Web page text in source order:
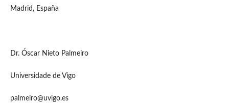
Madrid, España
Dr. Óscar Nieto Palmeiro
Universidade de Vigo
palmeiro@uvigo.es